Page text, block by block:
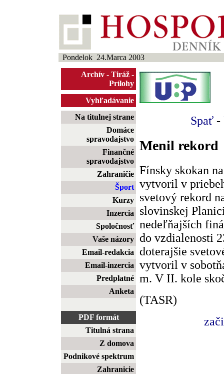
Pondelok 24.Marca 2003
Archív - Tiráž -
Prílohy
Vyhľadávanie
Na titulnej strane
Domáce
spravodajstvo
Finančné
spravodajstvo
Zahraničie
Šport
Kurzy
Inzercia
Spoločnosť
Vaše názory
Email-redakcia
Email-inzercia
Predplatné
Anketa
PDF formát
Titulná strana
Z domova
Podnikové spektrum
Zahranicie
Spať -
Menil rekord
Fínsky skokan
vytvoril v
svetový rekord
slovinskej
nedeľňajších
do vzdialenosti
doterajšie
vytvoril v
m. V II. kole
(TASR)